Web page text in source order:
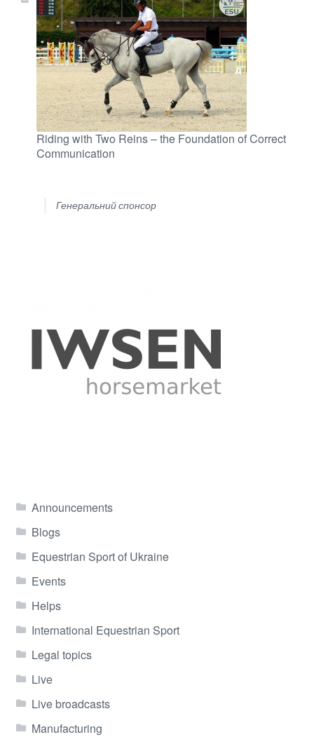
Riding with Two Reins – the Foundation of Correct
Communication
Генеральний спонсор
Announcements
Blogs
Equestrian Sport of Ukraine
Events
Helps
International Equestrian Sport
Legal topics
Live
Live broadcasts
Manufacturing